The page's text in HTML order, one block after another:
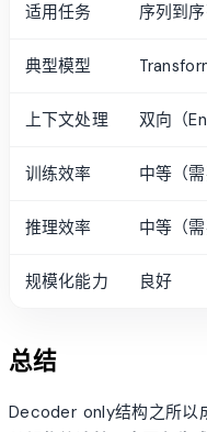
适用任务 序列到
典型模型
上下文处理 双向（
训练效率 中等（
推理效率 中等（
规模化能力 良好
总结
Decoder only结构之所以